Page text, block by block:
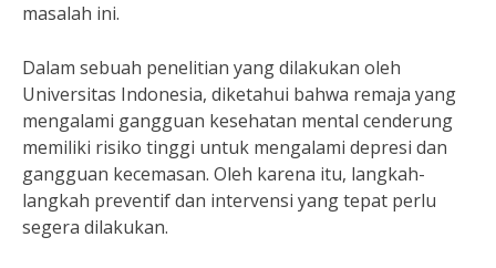
masalah ini.
Dalam sebuah penelitian yang dilakukan oleh
Universitas Indonesia, diketahui bahwa remaja yang
mengalami gangguan kesehatan mental cenderung
memiliki risiko tinggi untuk mengalami depresi dan
gangguan kecemasan. Oleh karena itu, langkah-
langkah preventif dan intervensi yang tepat perlu
segera dilakukan.